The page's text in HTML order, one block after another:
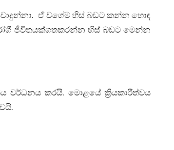
ඒ වගේම හිස් බඩට කන්න හොඳ
ජීවිතයක්ගතකරන්න හිස් බඩට මෙන්න
වර්ධනය කරයි. මොළයේ ක්‍රියකාරීත්වය